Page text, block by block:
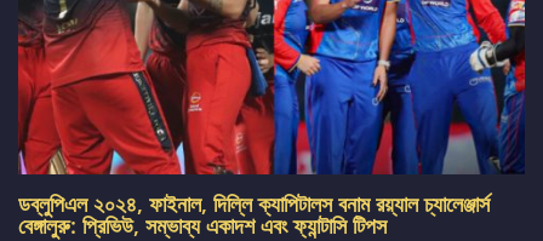
ডব্লুপিএল ২০২৪, ফাইনাল, দিল্লি ক্যাপিটালস বনাম রয়্যাল চ্যালেঞ্জার্স
বেঙ্গালুরু: প্রিভিউ, সম্ভাব্য একাদশ এবং ফ্যান্টাসি টিপস